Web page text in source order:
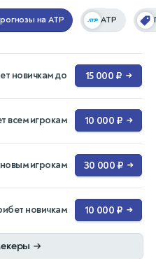
на ATP ATP
новичкам до 15 000 ₽ →
всем игрокам 10 000 ₽ →
игрокам 30 000 ₽ →
новичкам 10 000 ₽ →
→